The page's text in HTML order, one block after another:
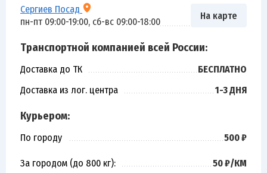
Сергиев Посад
пн-пт 09:00-19:00, сб-вс 09:00-18:00
На карте
Транспортной компанией всей России:
Доставка до ТК
БЕСПЛАТНО
Доставка из лог. центра
1-3 ДНЯ
Курьером:
По городу 500 ₽
За городом (до 800 кг): 50 ₽/КМ